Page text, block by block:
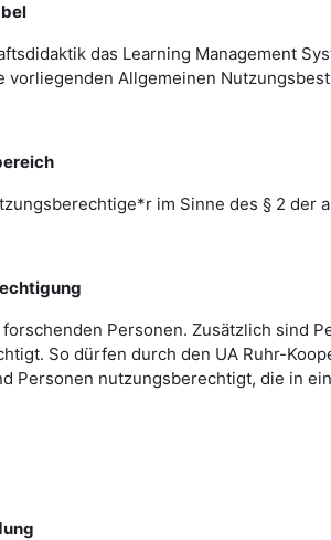
das Learning Management
Allgemeinen
im Sinne des § 2 der
Personen. Zusätzlich sind
So dürfen durch den UA Ruhr-
Personen nutzungsberechtigt, die in